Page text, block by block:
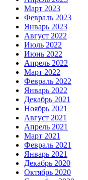
Март 2023
Февраль 2023
Январь 2023
Август 2022
Июль 2022
Июнь 2022
Апрель 2022
Март 2022
Февраль 2022
Январь 2022
Декабрь 2021
Ноябрь 2021
Август 2021
Апрель 2021
Март 2021
Февраль 2021
Январь 2021
Декабрь 2020
Октябрь 2020